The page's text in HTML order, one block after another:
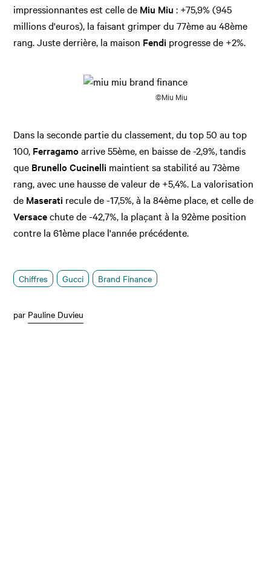
impressionnantes est celle de Miu Miu : +75,9% (945
millions d'euros), la faisant grimper du 77ème au 48ème
rang. Juste derrière, la maison Fendi progresse de +2%.
©Miu Miu
Dans la seconde partie du classement, du top 50 au top
100, Ferragamoarrive 55ème, en baisse de -2,9%, tandis
que Brunello Cucinelli maintient sa stabilité au 73ème
rang, avec une hausse de valeur de +5,4%. La valorisation
de Maserati recule de -17,5%, à la 84ème place, et celle de
Versacechute de -42,7%, la plaçant à la 92ème position
contre la 61ème place l'année précédente.
Chiffres Gucci Brand Finance
par Pauline Duvieu